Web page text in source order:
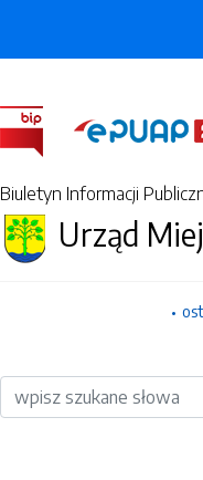
Biuletyn Informacji
Urząd
Wyszukiwarka